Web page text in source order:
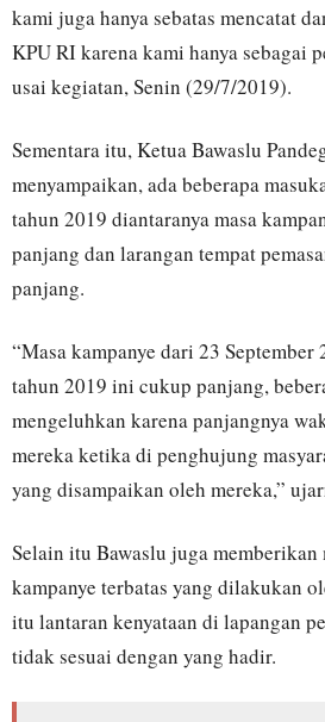
kami juga hanya sebatas mencatat
KPU RI karena kami hanya sebagai
usai kegiatan, Senin (29/7/2019).
Sementara itu, Ketua Bawaslu
menyampaikan, ada beberapa
tahun 2019 diantaranya masa
panjang dan larangan tempat
panjang.
“Masa kampanye dari 23
tahun 2019 ini cukup panjang,
mengeluhkan karena panjangnya
mereka ketika di penghujung
yang disampaikan oleh mereka,”
Selain itu Bawaslu juga
kampanye terbatas yang dilakukan
itu lantaran kenyataan di lapangan
tidak sesuai dengan yang hadir.